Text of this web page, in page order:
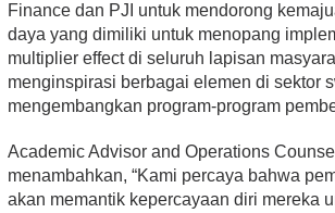
Finance dan PJI untuk mendorong
daya yang dimiliki untuk menopang
multiplier effect di seluruh lapisan
menginspirasi berbagai elemen di sektor
mengembangkan program-program
Academic Advisor and Operations
menambahkan, “Kami percaya bahwa
akan memantik kepercayaan diri mereka